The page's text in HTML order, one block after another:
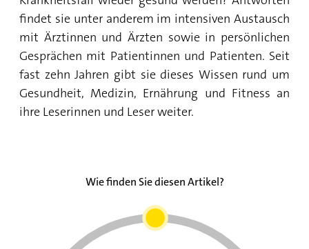
findet sie unter anderem im intensiven Austausch
mit Ärztinnen und Ärzten sowie in persönlichen
Gesprächen mit Patientinnen und Patienten. Seit
fast zehn Jahren gibt sie dieses Wissen rund um
Gesundheit, Medizin, Ernährung und Fitness an
ihre Leserinnen und Leser weiter.
Wie finden Sie diesen Artikel?